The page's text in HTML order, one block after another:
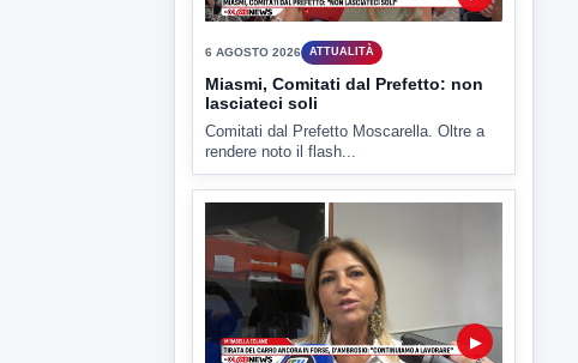
6 AGOSTO 2026 ATTUALITÀ
Miasmi, Comitati dal Prefetto: non
lasciateci soli
Comitati dal Prefetto Moscarella. Oltre a
rendere noto il flash...